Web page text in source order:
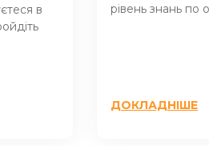
в
рівень знань по
ДОКЛАДНІШЕ